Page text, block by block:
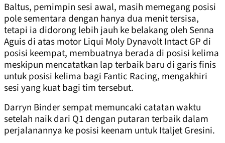
Baltus, pemimpin sesi awal, masih memegang posisi
pole sementara dengan hanya dua menit tersisa,
tetapi ia didorong lebih jauh ke belakang oleh Senna
Aguis di atas motor Liqui Moly Dynavolt Intact GP di
posisi keempat, membuatnya berada di posisi kelima
meskipun mencatatkan lap terbaik baru di garis finis
untuk posisi kelima bagi Fantic Racing, mengakhiri
sesi yang kuat bagi tim tersebut.
Darryn Binder sempat memuncaki catatan waktu
setelah naik dari Q1 dengan putaran terbaik dalam
perjalanannya ke posisi keenam untuk Italjet Gresini.